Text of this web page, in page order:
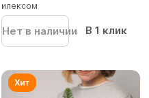
илексом
Нет в наличии В 1 клик